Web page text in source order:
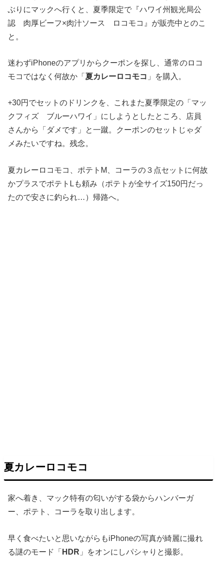
ぶりにマックへ行くと、夏季限定で『ハワイ州観光局公
認 肉厚ビーフ×肉汁ソース ロコモコ』が販売中とのこ
と。
迷わずiPhoneのアプリからクーポンを探し、通常のロコ
モコではなく何故か「夏カレーロコモコ 」を購入。
+30円でセットのドリンクを、これまた夏季限定の「マッ
クフィズ ブルーハワイ」にしようとしたところ、店員
さんから「ダメです」と一蹴。クーポンのセットじゃダ
メみたいですね。残念。
夏カレーロコモコ、ポテトM、コーラの３点セットに何故
かプラスでポテトLも頼み（ポテトが全サイズ150円だっ
たので安さに釣られ…）帰路へ。
夏カレーロコモコ
家へ着き、マック特有の匂いがする袋からハンバーガ
ー、ポテト、コーラを取り出します。
早く食べたいと思いながらもiPhoneの写真が綺麗に撮れ
る謎のモード「HDR 」をオンにしパシャりと撮影。